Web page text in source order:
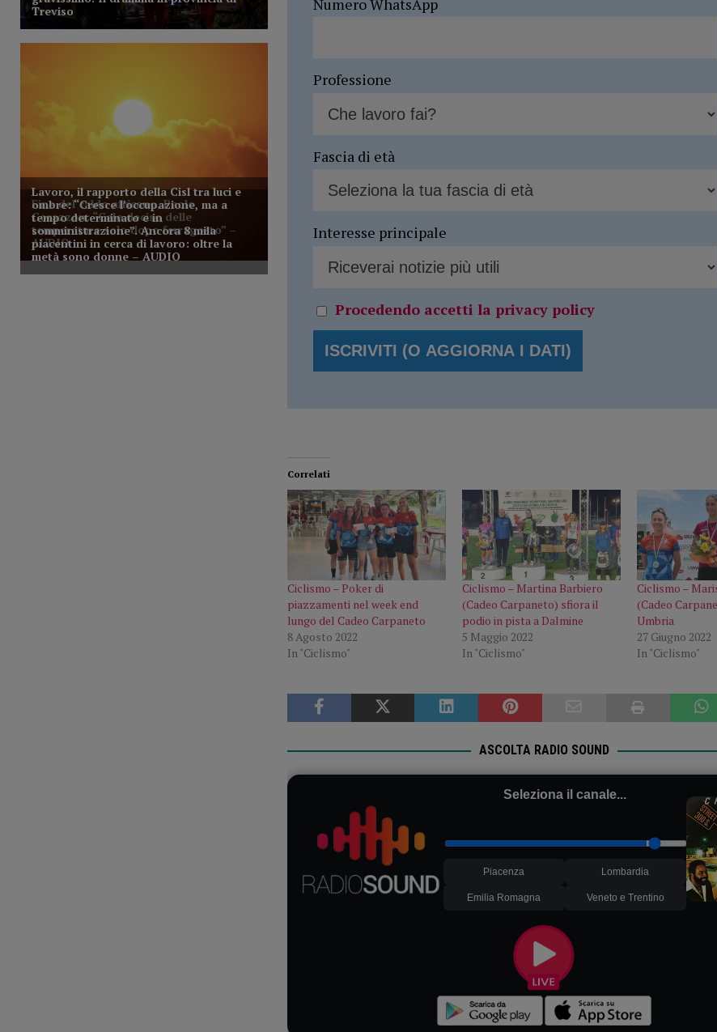
Professione
Fascia di età
Interesse principale
Procedendo accetti la privacy policy
Correlati
Ciclismo – Poker di
piazzamenti nel week end
lungo del Cadeo Carpaneto
8 Agosto 2022
In "Ciclismo"
Ciclismo – Martina Barbiero
(Cadeo Carpaneto) sfiora il
podio in pista a Dalmine
5 Maggio 2022
In "Ciclismo"
Ciclismo –
(Cadeo
Umbria
27 Giugno 2022
In "Ciclismo"
ASCOLTA RADIO SOUND
Seleziona il canale...
Piacenza Lombardia
Emilia Romagna Veneto e Trentino